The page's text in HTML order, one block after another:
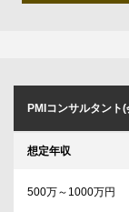
PMIコンサルタント
想定年収
500万～1000万円